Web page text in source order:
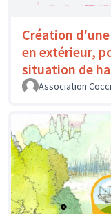
Création
en extérieur,
situation de
Association